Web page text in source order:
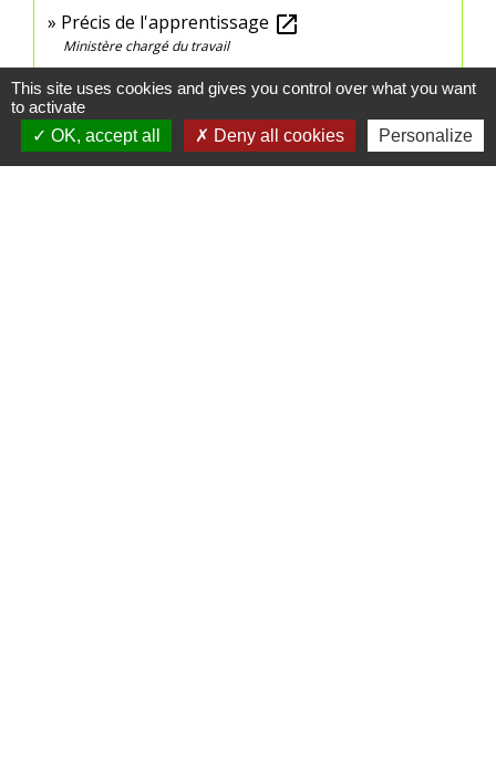
Précis de l'apprentissage open_in_new
Ministère chargé du travail
This site uses cookies and gives you control over what you want
to activate
OK, accept all
Deny all cookies Personalize